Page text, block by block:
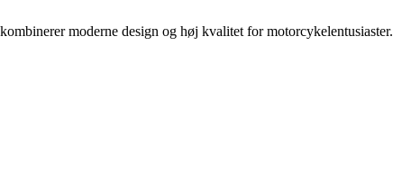
moderne design og høj kvalitet for motorcykelentusiaster.